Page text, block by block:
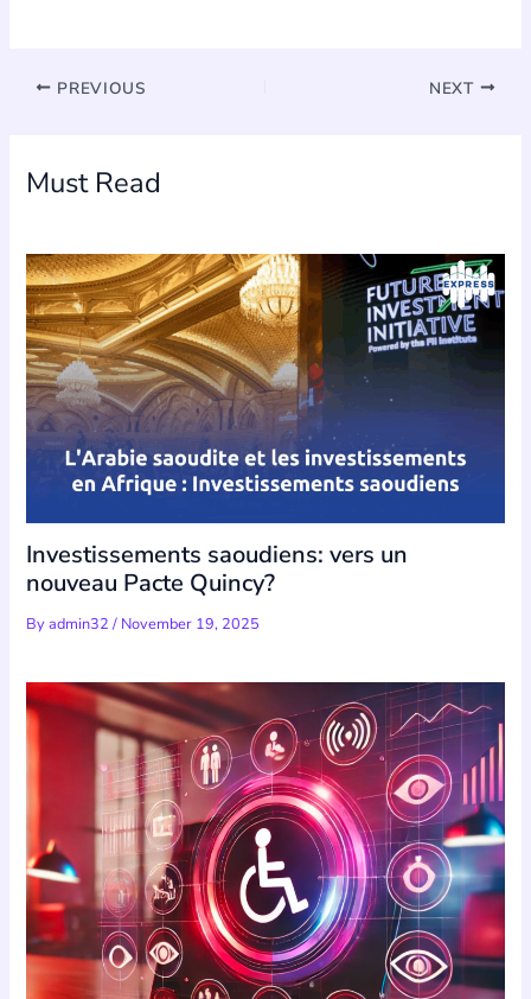
PREVIOUS NEXT
Must Read
Investissements saoudiens: vers un
nouveau Pacte Quincy?
Byadmin32/ November 19, 2025